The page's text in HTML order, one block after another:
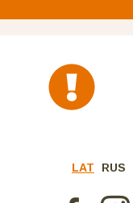
LAT RUS